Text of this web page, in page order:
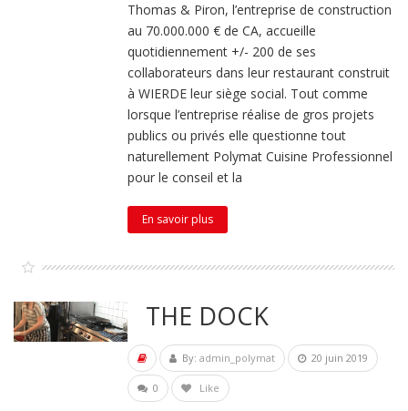
Thomas & Piron, l’entreprise de construction
au 70.000.000 € de CA, accueille
quotidiennement +/- 200 de ses
collaborateurs dans leur restaurant construit
à WIERDE leur siège social. Tout comme
lorsque l’entreprise réalise de gros projets
publics ou privés elle questionne tout
naturellement Polymat Cuisine Professionnel
pour le conseil et la
En savoir plus
THE DOCK
By:admin_polymat 20 juin 2019
0 Like